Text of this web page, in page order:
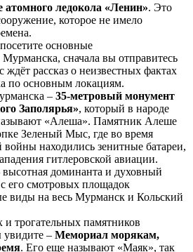
ледокола «Ленин». Это
которое не имело
основные
Мурманска, сначала вы отправитесь
ждёт рассказ о неизвестных фактах
по основным локациям.
– 35-метровый монумент
Заполярья», который в народе
«Алеша». Памятник Алеше
Зеленый Мыс, где во время
находились зенитные батареи,
гитлеровской авиации.
доминанта и духовный
его смотровых площадок
виды на весь Мурманск и Кольский
трогательных памятников
– Мемориал морякам,
. Его еще называют «Маяк», так